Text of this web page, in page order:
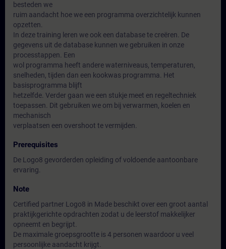
besteden we
ruim aandacht hoe we een programma overzichtelijk kunnen
opzetten.
In deze training leren we ook een database te creëren. De
gegevens uit de database kunnen we gebruiken in onze
processtappen. Een
wol programma heeft andere waterniveaus, temperaturen,
snelheden, tijden dan een kookwas programma. Het
basisprogramma blijft
hetzelfde. Verder gaan we een stukje meet en regeltechniek
toepassen. Dit gebruiken we om bij verwarmen, koelen en
mechanisch
verplaatsen een overshoot te vermijden.
Prerequisites
De Logo8 gevorderden opleiding of voldoende aantoonbare
ervaring.
Note
Certified partner Logo8 in Made beschikt over een groot aantal
praktijkgerichte opdrachten zodat u de leerstof makkelijker
opneemt en begrijpt.
De maximale groepsgrootte is 4 personen waardoor u veel
persoonlijke aandacht krijgt.